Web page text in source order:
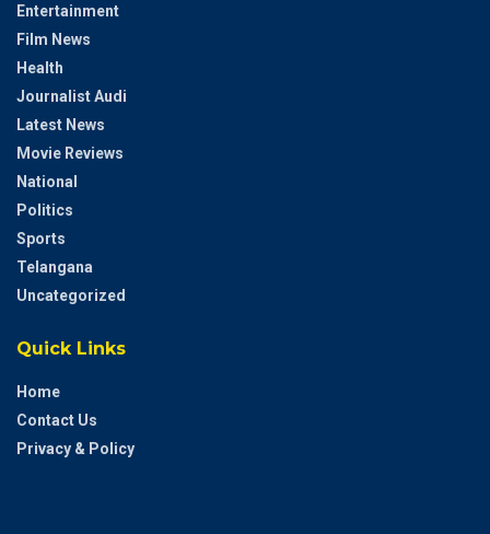
Entertainment
Film News
Health
Journalist Audi
Latest News
Movie Reviews
National
Politics
Sports
Telangana
Uncategorized
Quick Links
Home
Contact Us
Privacy & Policy